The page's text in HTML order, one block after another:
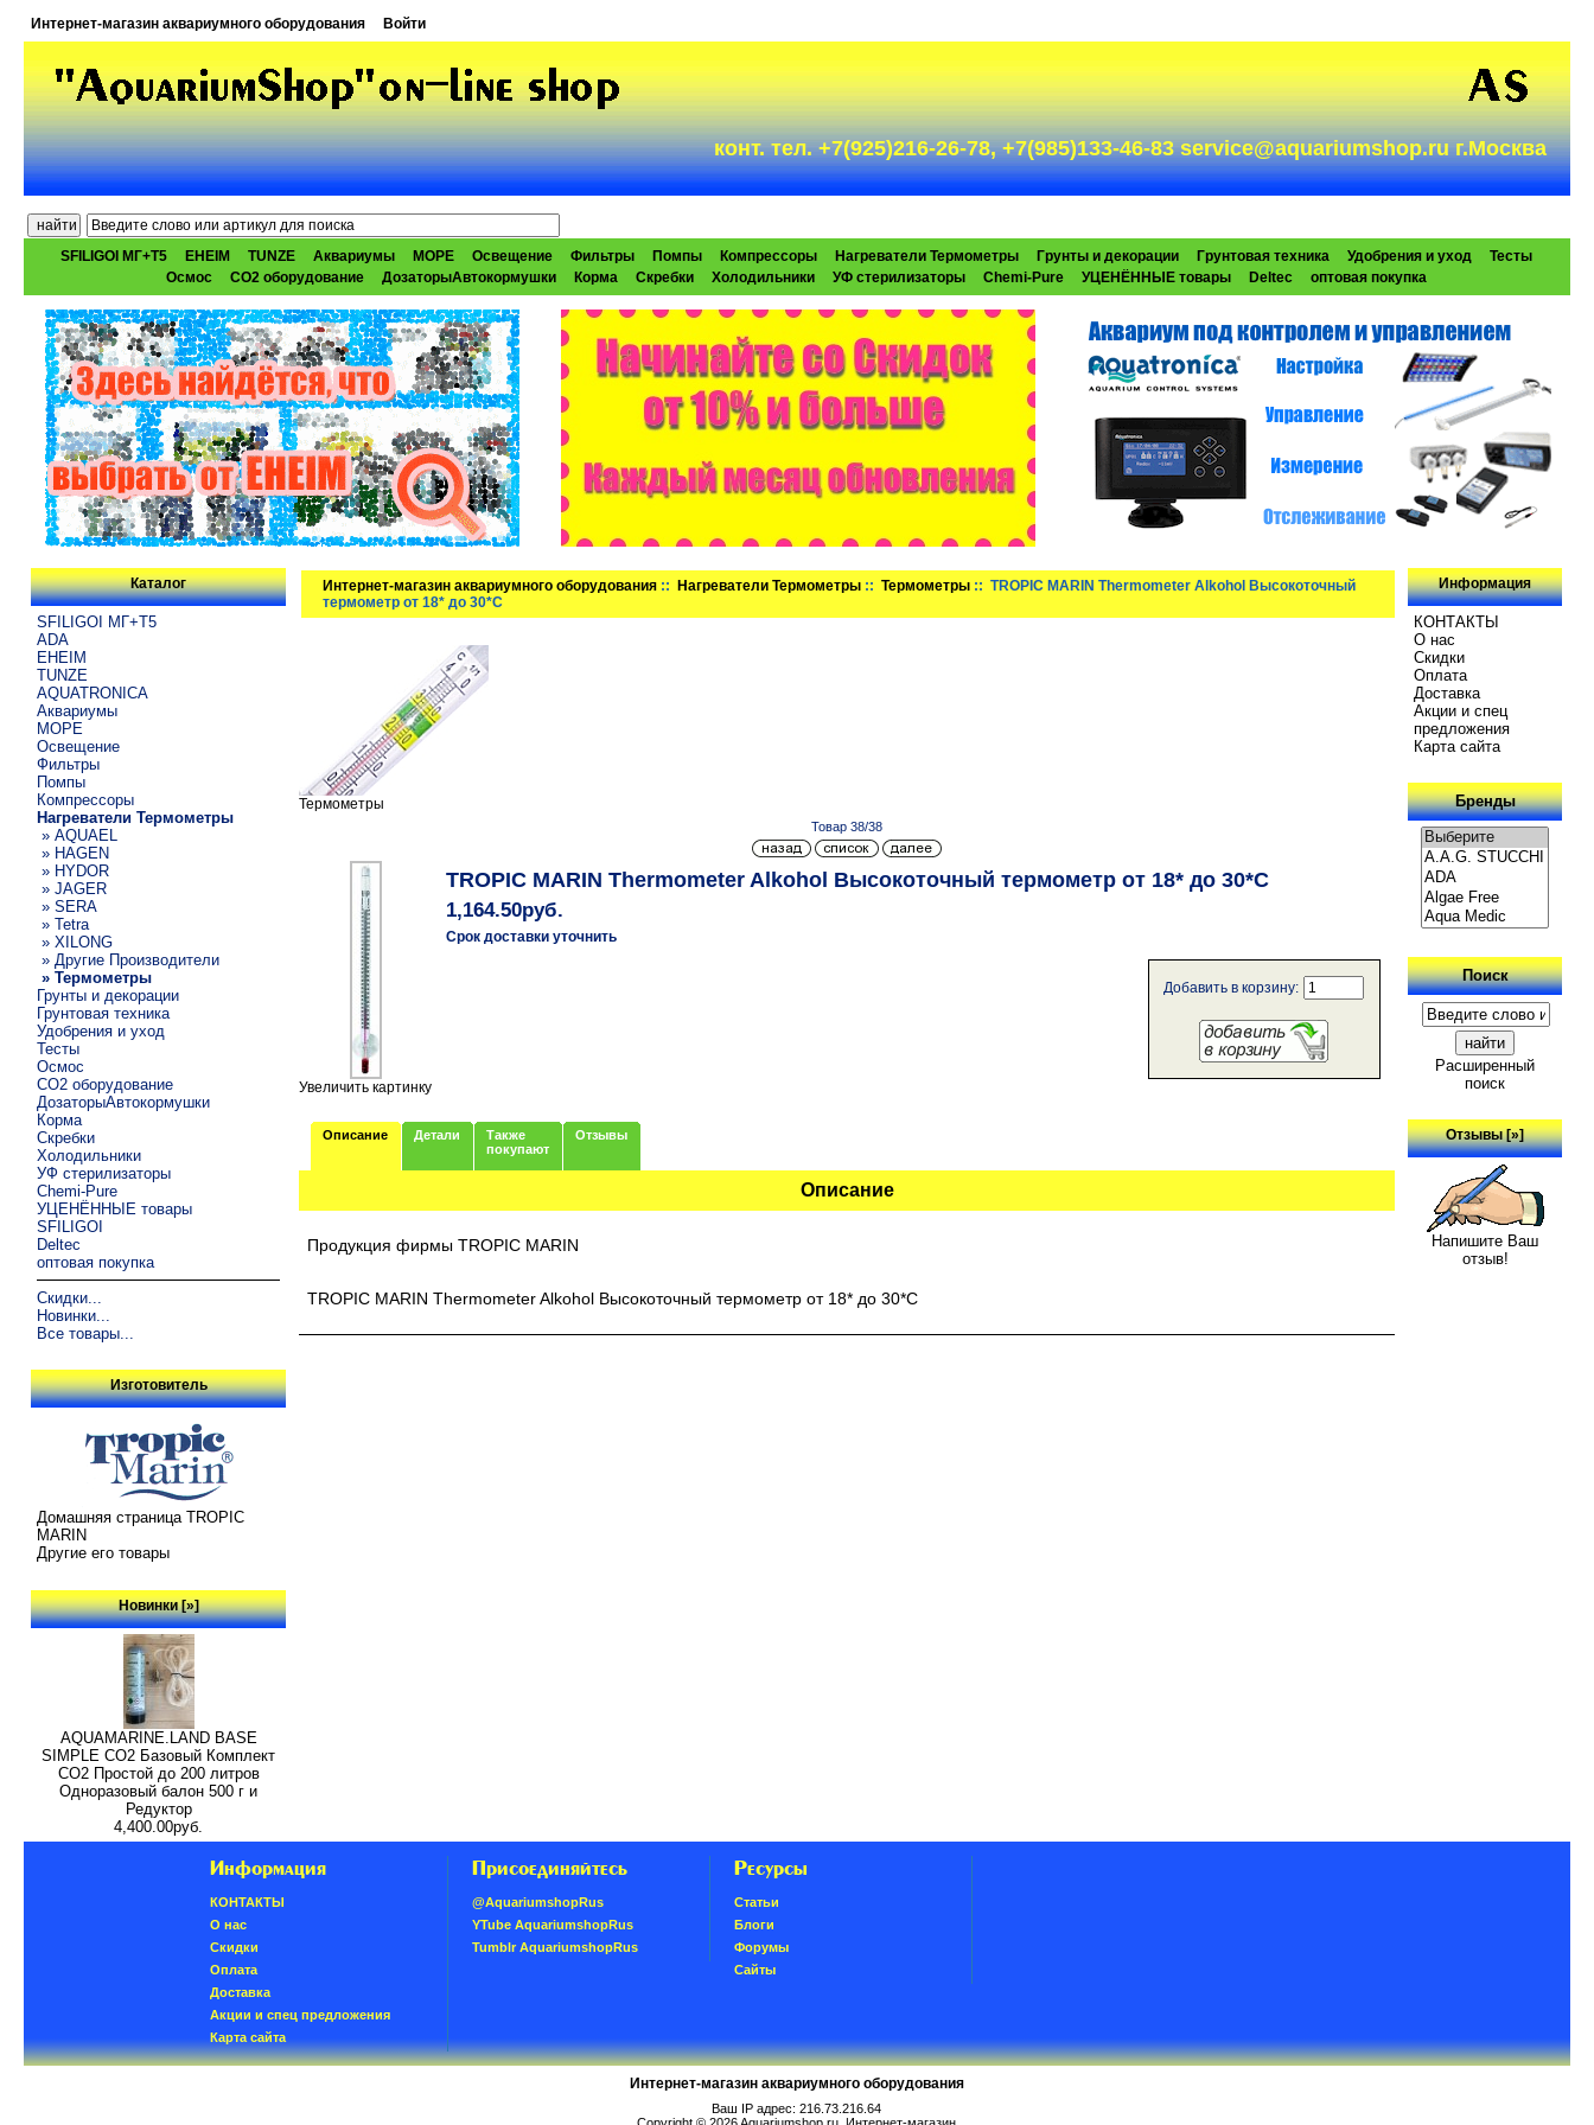
Интернет-магазин аквариумного оборудования Войти
конт. тел. +7(925)216-26-78, +7(985)133-46-83 service@aquariumshop.ru г.Москва
SFILIGOI МГ+Т5 EHEIM TUNZE Аквариумы МОРЕ Освещение Фильтры Помпы Компрессоры Нагреватели Термометры Грунты и декорации Грунтовая техника Удобрения и уход
Тесты
Осмос
CO2 оборудование ДозаторыАвтокормушки Корма Скребки Холодильники УФ стерилизаторы Chemi-Pure УЦЕНЁННЫЕ товары Deltec оптовая покупка
Каталог
SFILIGOI МГ+Т5
ADA
EHEIM
TUNZE
AQUATRONICA
Аквариумы
МОРЕ
Освещение
Фильтры
Помпы
Компрессоры
Нагреватели Термометры
» AQUAEL
» HAGEN
» HYDOR
» JAGER
» SERA
» Tetra
» XILONG
» Другие Производители
» Термометры
Грунты и декорации
Грунтовая техника
Удобрения и уход
Тесты
Осмос
CO2 оборудование
ДозаторыАвтокормушки
Корма
Скребки
Холодильники
УФ стерилизаторы
Chemi-Pure
УЦЕНЁННЫЕ товары
SFILIGOI
Deltec
оптовая покупка
Скидки...
Новинки...
Все товары...
Изготовитель
Домашняя страница TROPIC
MARIN
Другие его товары
Новинки [»]
AQUAMARINE.LAND BASE
SIMPLE СО2 Базовый Комплект
СО2 Простой до 200 литров
Одноразовый балон 500 г и
Редуктор
4,400.00руб.
Интернет-магазин аквариумного оборудования :: Нагреватели Термометры ::Термометры :: TROPIC MARIN Thermometer Alkohol Высокоточный
термометр от 18* до 30*C
Термометры
Товар 38/38
Увеличить картинку
TROPIC MARIN Thermometer Alkohol Высокоточный термометр от 18* до 30*C
1,164.50руб.
Срок доставки уточнить
Добавить в корзину:
Описание Детали
Также
покупают
Отзывы
Описание
Продукция фирмы TROPIC MARIN
TROPIC MARIN Thermometer Alkohol Высокоточный термометр от 18* до 30*C
Информация
КОНТАКТЫ
О нас
Скидки
Oплатa
Доставка
Акции и спец
предложения
Карта сайта
Бренды
Поиск
Расширенный
поиск
Отзывы [»]
Напишите Ваш
отзыв!
Информация
КОНТАКТЫ
О нас
Скидки
Oплатa
Доставка
Акции и спец предложения
Карта сайта
Присоединяйтесь
@AquariumshopRus
YTube AquariumshopRus
Tumblr AquariumshopRus
Ресурсы
Статьи
Блоги
Форумы
Сайты
Интернет-магазин аквариумного оборудования
Ваш IP адрес: 216.73.216.64